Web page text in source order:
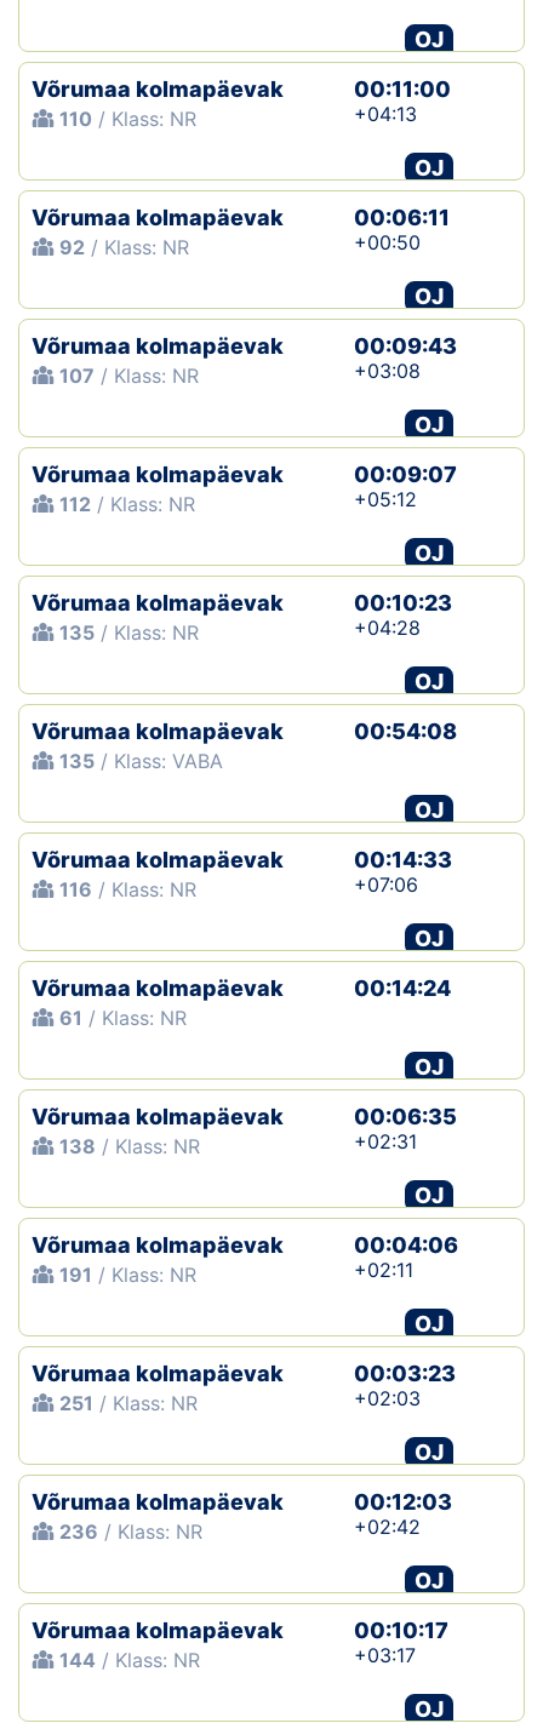
Suletud maastikud
Ajalugu
OTSI
OJ
Võrumaa kolmapäevak
110 / Klass: NR
00:11:00
+04:13
OJ
Võrumaa kolmapäevak
92 / Klass: NR
00:06:11
+00:50
OJ
Võrumaa kolmapäevak
107 / Klass: NR
00:09:43
+03:08
OJ
Võrumaa kolmapäevak
112 / Klass: NR
00:09:07
+05:12
OJ
Võrumaa kolmapäevak
135 / Klass: NR
00:10:23
+04:28
OJ
Võrumaa kolmapäevak
135 / Klass: VABA
00:54:08
OJ
Võrumaa kolmapäevak
116 / Klass: NR
00:14:33
+07:06
OJ
Võrumaa kolmapäevak
61 / Klass: NR
00:14:24
OJ
Võrumaa kolmapäevak
138 / Klass: NR
00:06:35
+02:31
OJ
Võrumaa kolmapäevak
191 / Klass: NR
00:04:06
+02:11
OJ
Võrumaa kolmapäevak
251 / Klass: NR
00:03:23
+02:03
OJ
Võrumaa kolmapäevak
236 / Klass: NR
00:12:03
+02:42
OJ
Võrumaa kolmapäevak
144 / Klass: NR
00:10:17
+03:17
OJ